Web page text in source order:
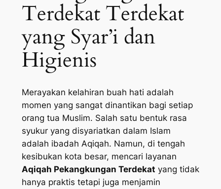
Terdekat Terdekat
yang Syar’i dan
Higienis
Merayakan kelahiran buah hati adalah
momen yang sangat dinantikan bagi setiap
orang tua Muslim. Salah satu bentuk rasa
syukur yang disyariatkan dalam Islam
adalah ibadah Aqiqah. Namun, di tengah
kesibukan kota besar, mencari layanan
Aqiqah Pekangkungan Terdekat yang tidak
hanya praktis tetapi juga menjamin